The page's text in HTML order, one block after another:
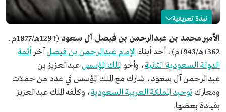
نبذة تعريفية
محمد بن عبدالرحمن آل سعود
الاسم
الأمير محمد بن عبدالرحمن بن فيصل آل سعود.
تاريخ الميلاد
1294هـ/1877م.
مكان الميلاد
الرياض.
تاريخ الوفاة
1362هـ/1943م.
الأمير محمد بن عبدالرحمن بن فيصل آل سعود
(1294هـ/1877م ـ
1362هـ/1943م)، أحد أبناء
الإمام عبدالرحمن بن فيصلآخر أئمة
الدولة السعودية الثانية، وأخو الملك المؤسسعبدالعزيز بن
عبدالرحمن آل سعود، شارك مع الملك المؤسس في عدد من حملات
ومعاركتوحيد المملكة العربية السعودية، وكلّفه الملك عبدالعزيز
بقيادة بعضها.